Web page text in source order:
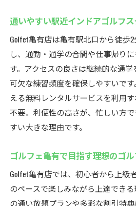
駅から徒歩2分で始める
通いやすい立地が継続練
ポイント
駅近ゴルフェ亀有でスキ
よう
個別指導で上達する亀有のゴ
インドアゴルフスクール
ゴルフェ亀有のマンツー
初心者も安心の個別サポ
介
通いやすい駅近インドアゴルフ
Golfet亀有店は亀有駅北口から徒歩
し、通勤・通学の合間や仕事帰り
す。アクセスの良さは継続的な通
可欠な練習頻度を確保しやすいで
える無料レンタルサービスを利用
不要。利便性の高さが、忙しい方
すい大きな理由です。
ゴルフェ亀有で目指す理想のゴ
Golfet亀有店では、初心者から上級
のペースで楽しみながら上達でき
の通い放題プランや多彩な割引特